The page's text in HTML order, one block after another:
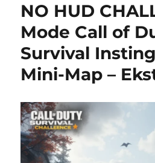
NO HUD
Mode Call of
Survival
Mini-Map –